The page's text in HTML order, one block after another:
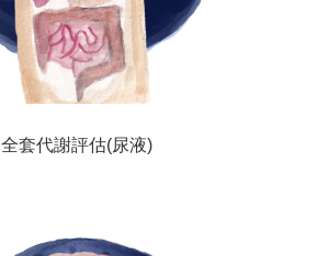
全套代謝評估(尿液)